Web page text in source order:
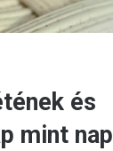
és
mint nap